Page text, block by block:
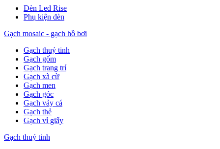
Đèn Led Rise
Phụ kiện đèn
Gạch mosaic - gạch hồ bơi
Gạch thuỷ tinh
Gạch gốm
Gạch trang trí
Gạch xà cừ
Gạch men
Gạch góc
Gạch vảy cá
Gạch thẻ
Gạch vỉ giấy
Gạch thuỷ tinh